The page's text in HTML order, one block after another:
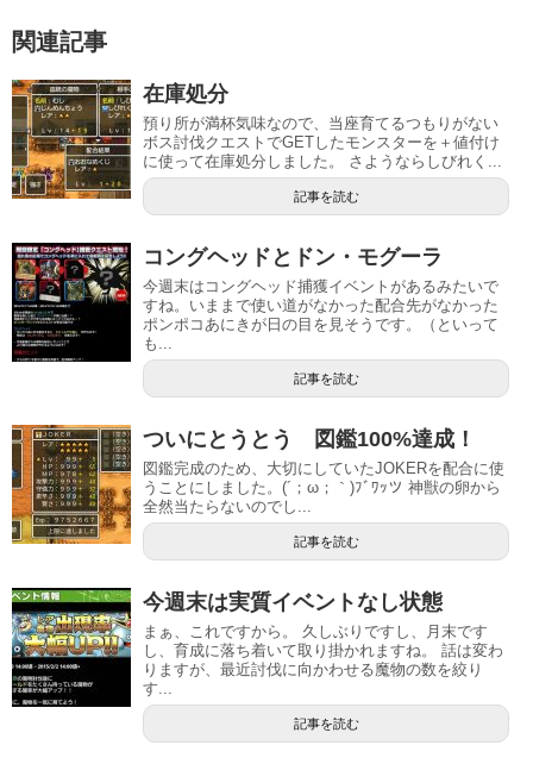
関連記事
在庫処分
預り所が満杯気味なので、当座育てるつもりがない
ボス討伐クエストでGETしたモンスターを＋値付け
に使って在庫処分しました。 さようならしびれく...
記事を読む
コングヘッドとドン・モグーラ
今週末はコングヘッド捕獲イベントがあるみたいで
すね。いままで使い道がなかった配合先がなかった
ポンポコあにきが日の目を見そうです。（といって
も...
記事を読む
ついにとうとう 図鑑100%達成！
図鑑完成のため、大切にしていたJOKERを配合に使
うことにしました。(´；ω；｀)ﾌﾞﾜｯツ 神獣の卵から
全然当たらないのでし...
記事を読む
今週末は実質イベントなし状態
まぁ、これですから。 久しぶりですし、月末です
し、育成に落ち着いて取り掛かれますね。 話は変わ
りますが、最近討伐に向かわせる魔物の数を絞り
す...
記事を読む